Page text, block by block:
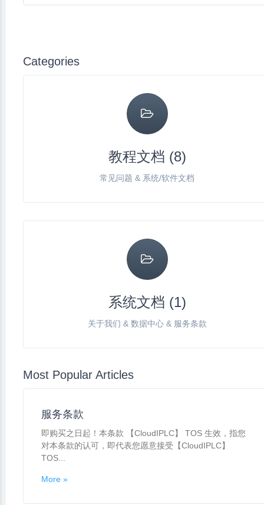
Categories
教程文档 (8)
常见问题 & 系统/软件文档
系统文档 (1)
关于我们 & 数据中心 & 服务条款
Most Popular Articles
服务条款
即购买之日起！本条款 【CloudIPLC】 TOS 生效，指您
对本条款的认可，即代表您愿意接受【CloudIPLC】
TOS...
More »